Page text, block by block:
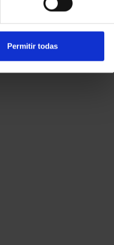
Permitir todas
CAPITALES DE
PROVINCIA 3
949,00 €
para usuarios registrados